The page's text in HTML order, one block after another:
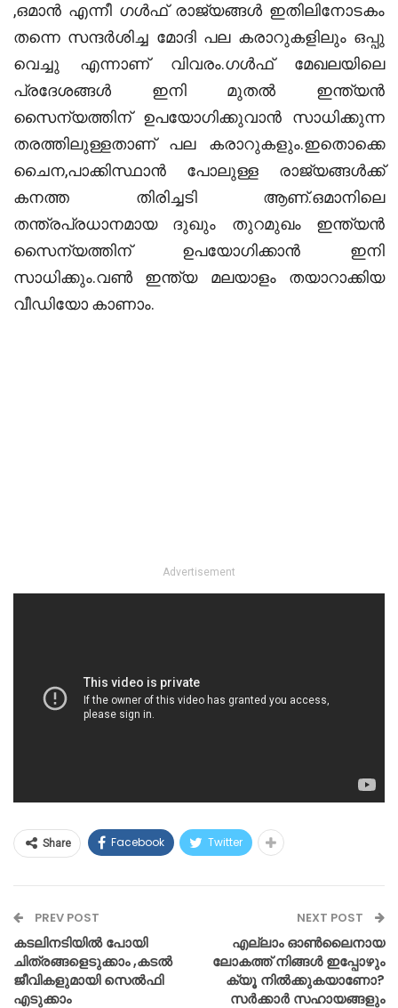
,ഒമാൻ എന്നീ ഗൾഫ് രാജ്യങ്ങൾ ഇതിലിനോടകം
തന്നെ സന്ദർശിച്ച മോദി പല കരാറുകളിലും ഒപ്പു
വെച്ചു എന്നാണ് വിവരം.ഗൾഫ് മേഖലയിലെ
പ്രദേശങ്ങൾ ഇനി മുതൽ ഇന്ത്യൻ
സൈന്യത്തിന് ഉപയോഗിക്കുവാൻ സാധിക്കുന്ന
തരത്തിലുള്ളതാണ് പല കരാറുകളും.ഇതൊക്കെ
ചൈന,പാക്കിസ്ഥാൻ പോലുള്ള രാജ്യങ്ങൾക്ക്
കനത്ത തിരിച്ചടി ആണ്.ഒമാനിലെ
തന്ത്രപ്രധാനമായ ദുഖും തുറമുഖം ഇന്ത്യന്‍
സൈന്യത്തിന് ഉപയോഗിക്കാന്‍ ഇനി
സാധിക്കും.വൺ ഇന്ത്യ മലയാളം തയാറാക്കിയ
വീഡിയോ കാണാം.
Advertisement
Share Facebook Twitter
PREV POST
കടലിനടിയിൽ പോയി
ചിത്രങ്ങളെടുക്കാം ,കടൽ
ജീവികളുമായി സെൽഫി
എടുക്കാം
NEXT POST
എല്ലാം ഓണ്‍ലൈനായ
ലോകത്ത് നിങ്ങള്‍ ഇപ്പോഴും
ക്യൂ നില്‍ക്കുകയാണോ?
സര്‍ക്കാര്‍ സഹായങ്ങളും